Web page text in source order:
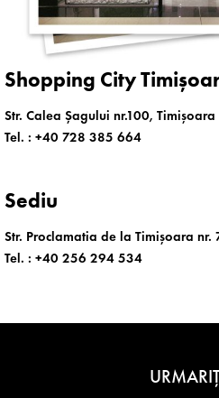
Shopping City
Str. Calea Șagului nr.100, Timișoara
Tel. : +40 728 385 664
Sediu
Str. Proclamatia de la Timișoara nr.
Tel. : +40 256 294 534